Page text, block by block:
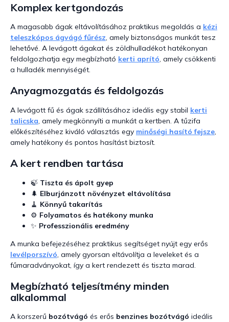
Komplex kertgondozás
A magasabb ágak eltávolításához praktikus megoldás a kézi
teleszkópos ágvágó fűrész, amely biztonságos munkát tesz
lehetővé. A levágott ágakat és zöldhulladékot hatékonyan
feldolgozhatja egy megbízható kerti aprító, amely csökkenti
a hulladék mennyiségét.
Anyagmozgatás és feldolgozás
A levágott fű és ágak szállításához ideális egy stabil kerti
talicska, amely megkönnyíti a munkát a kertben. A tűzifa
előkészítéséhez kiváló választás egy minőségi hasító fejsze,
amely hatékony és pontos hasítást biztosít.
A kert rendben tartása
🍃 Tiszta és ápolt gyep
🌲 Elburjánzott növényzet eltávolítása
🧹 Könnyű takarítás
⚙️ Folyamatos és hatékony munka
✨ Professzionális eredmény
A munka befejezéséhez praktikus segítséget nyújt egy erős
levélporszívó, amely gyorsan eltávolítja a leveleket és a
fűmaradványokat, így a kert rendezett és tiszta marad.
Megbízható teljesítmény minden
alkalommal
A korszerű bozótvágó és erős benzines bozótvágó ideális